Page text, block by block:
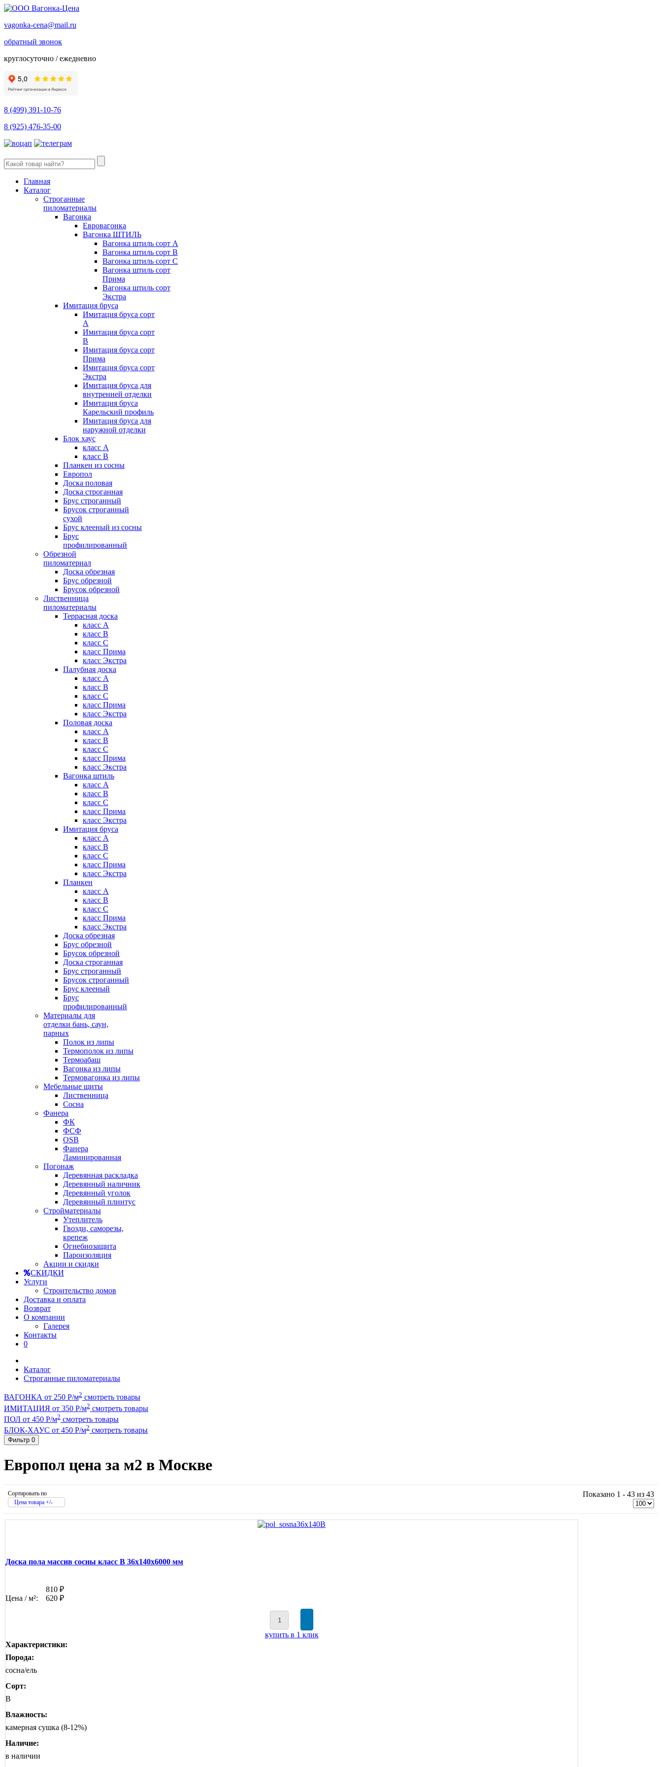
vagonka-cena@mail.ru
обратный звонок
круглосуточно / ежедневно
8 (499) 391-10-76
8 (925) 476-35-00
Главная
Каталог
Строганные
пиломатериалы
Вагонка
Евровагонка
Вагонка ШТИЛЬ
Вагонка штиль сорт А
Вагонка штиль сорт В
Вагонка штиль сорт С
Вагонка штиль сорт
Прима
Вагонка штиль сорт
Экстра
Имитация бруса
Имитация бруса сорт
А
Имитация бруса сорт
В
Имитация бруса сорт
Прима
Имитация бруса сорт
Экстра
Имитация бруса для
внутренней отделки
Имитация бруса
Карельский профиль
Имитация бруса для
наружной отделки
Блок хаус
класс А
класс В
Планкен из сосны
Европол
Доска половая
Доска строганная
Брус строганный
Брусок строганный
сухой
Брус клееный из сосны
Брус
профилированный
Обрезной
пиломатериал
Доска обрезная
Брус обрезной
Брусок обрезной
Лиственница
пиломатериалы
Террасная доска
класс А
класс B
класс C
класс Прима
класс Экстра
Палубная доска
класс А
класс B
класс C
класс Прима
класс Экстра
Половая доска
класс А
класс B
класс C
класс Прима
класс Экстра
Вагонка штиль
класс А
класс B
класс C
класс Прима
класс Экстра
Имитация бруса
класс А
класс B
класс C
класс Прима
класс Экстра
Планкен
класс А
класс B
класс C
класс Прима
класс Экстра
Доска обрезная
Брус обрезной
Брусок обрезной
Доска строганная
Брус строганный
Брусок строганный
Брус клееный
Брус
профилированный
Материалы для
отделки бань, саун,
парных
Полок из липы
Термополок из липы
Термоабаш
Вагонка из липы
Термовагонка из липы
Мебельные щиты
Лиственница
Сосна
Фанера
ФК
ФСФ
OSB
Фанера
Ламинированная
Погонаж
Деревянная раскладка
Деревянный наличник
Деревянный уголок
Деревянный плинтус
Стройматериалы
Утеплитель
Гвозди, саморезы,
крепеж
Огнебиозащита
Пароизоляция
Акции и скидки
СКИДКИ
Услуги
Строительство домов
Доставка и оплата
Возврат
О компании
Галерея
Контакты
0
Каталог
Строганные пиломатериалы
ВАГОНКА от 250 Р/м2 смотреть товары
ИМИТАЦИЯ от 350 Р/м2 смотреть товары
ПОЛ от 450 Р/м2 смотреть товары
БЛОК-ХАУС от 450 Р/м2 смотреть товары
Фильтр 0
Европол цена за м2 в Москве
Сортировать по
Цена товара +/-
Показано 1 - 43 из 43
Доска пола массив сосны класс В 36x140x6000 мм
810 ₽
Цена / м²:
620 ₽
купить в 1 клик
Характеристики:
Порода:
сосна/ель
Сорт:
B
Влажность:
камерная сушка (8-12%)
Наличие:
в наличии